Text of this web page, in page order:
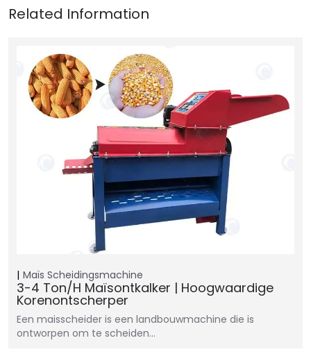
Maïs Scheidingsmachine
3-4 Ton/h Maïsontkalker | Hoogwaardige
Korenontscherper
Een maisscheider is een landbouwmachine die is
ontworpen om te scheiden…